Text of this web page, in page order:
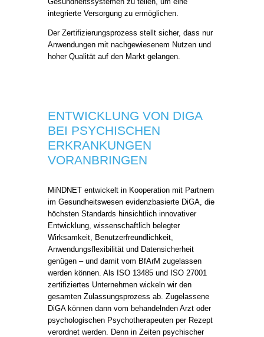
integrierte Versorgung zu ermöglichen.
Der Zertifizierungsprozess stellt sicher, dass nur
Anwendungen mit nachgewiesenem Nutzen und
hoher Qualität auf den Markt gelangen.
ENTWICKLUNG VON DIGA
BEI PSYCHISCHEN
ERKRANKUNGEN
VORANBRINGEN
MiNDNET entwickelt in Kooperation mit Partnern
im Gesundheitswesen evidenzbasierte DiGA, die
höchsten Standards hinsichtlich innovativer
Entwicklung, wissenschaftlich belegter
Wirksamkeit, Benutzerfreundlichkeit,
Anwendungsflexibilität und Datensicherheit
genügen – und damit vom BfArM zugelassen
werden können. Als ISO 13485 und ISO 27001
zertifiziertes Unternehmen wickeln wir den
gesamten Zulassungsprozess ab. Zugelassene
DiGA können dann vom behandelnden Arzt oder
psychologischen Psychotherapeuten per Rezept
verordnet werden. Denn in Zeiten psychischer